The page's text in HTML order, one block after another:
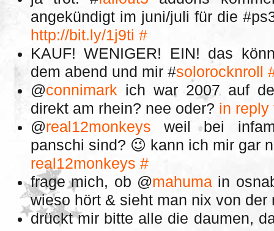
angekündigt im juni/juli für die
http://bit.ly/1j9ti #
KAUF! WENIGER! EIN! das
dem abend und mir #solorocknroll
@connimark ich war 2007 auf
direkt am rhein? nee oder? in reply
@real12monkeys weil bei
panschi sind? 😉 kann ich mir gar
real12monkeys #
frage mich, ob @mahuma in
wieso hört & sieht man nix von
drückt mir bitte alle die daumen,